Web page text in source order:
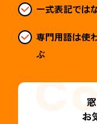
一式表記では
専門用語は使
ぶ
お